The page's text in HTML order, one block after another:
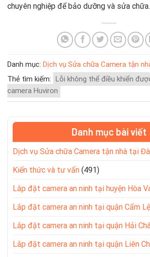
chuyên nghiệp để bảo dưỡng và sửa chữa.
Danh mục: Dịch vụ Sửa chữa Camera tận
Thẻ tìm kiếm: Lỗi không thể điều khiển
camera Huviron
Danh mục bài viết
Dịch vụ Sửa chữa Camera tận nhà tại
Kiến thức và tư vấn (491)
Lắp đặt camera an ninh tại huyện Hòa
Lắp đặt camera an ninh tại quận Cẩm Lệ
Lắp đặt camera an ninh tại quận Hải
Lắp đặt camera an ninh tại quận Liên